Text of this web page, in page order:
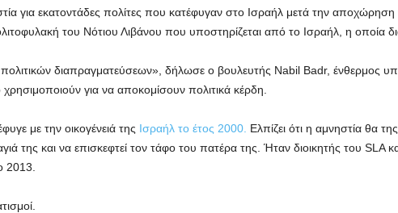
για εκατοντάδες πολίτες που κατέφυγαν στο Ισραήλ μετά την
του Νότιου Λιβάνου που υποστηρίζεται από το Ισραήλ, η οποία
διαπραγματεύσεων», δήλωσε ο βουλευτής Nabil Badr, ένθερμος
για να αποκομίσουν πολιτικά κέρδη.
με την οικογένειά της Ισραήλ το έτος 2000. Ελπίζει ότι η αμνηστία θα
της και να επισκεφτεί τον τάφο του πατέρα της. Ήταν διοικητής του SLA
2013.